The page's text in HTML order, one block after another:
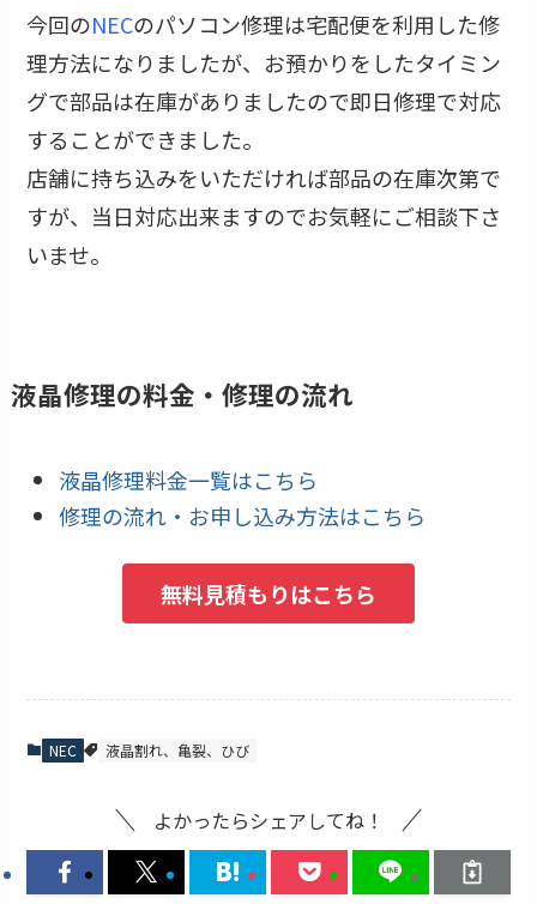
今回のNECのパソコン修理は宅配便を利用した修
理方法になりましたが、お預かりをしたタイミン
グで部品は在庫がありましたので即日修理で対応
することができました。
店舗に持ち込みをいただければ部品の在庫次第で
すが、当日対応出来ますのでお気軽にご相談下さ
いませ。
液晶修理の料金・修理の流れ
液晶修理料金一覧はこちら
修理の流れ・お申し込み方法はこちら
無料見積もりはこちら
NEC 液晶割れ、亀裂、ひび
よかったらシェアしてね！